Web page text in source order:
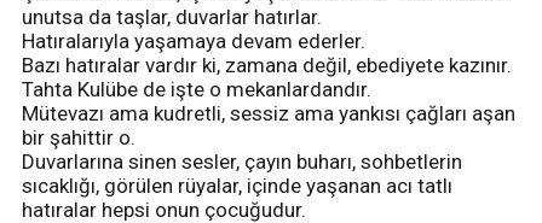
unutsa da taşlar, duvarlar hatırlar.
Hatıralarıyla yaşamaya devam ederler.
Bazı hatıralar vardır ki, zamana değil, ebediyete kazınır.
Tahta Kulübe de işte o mekanlardandır.
Mütevazı ama kudretli, sessiz ama yankısı çağları aşan
bir şahittir o.
Duvarlarına sinen sesler, çayın buharı, sohbetlerin
sıcaklığı, görülen rüyalar, içinde yaşanan acı tatlı
hatıralar hepsi onun çocuğudur.